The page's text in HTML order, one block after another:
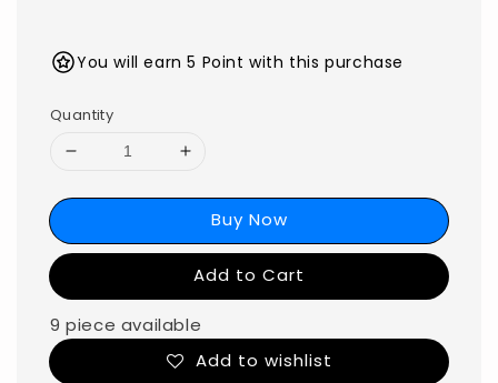
You will earn 5 Point with this purchase
Quantity
Buy Now
Add to Cart
9 piece available
Add to wishlist